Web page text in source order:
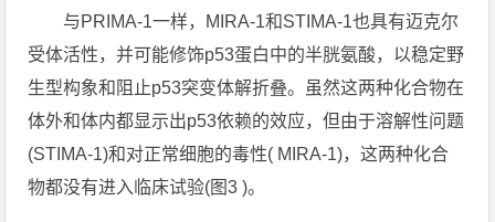
与PRIMA-1一样，MIRA-1和STIMA-1也具有迈克尔
受体活性，并可能修饰p53蛋白中的半胱氨酸，以稳定野
生型构象和阻止p53突变体解折叠。虽然这两种化合物在
体外和体内都显示出p53依赖的效应，但由于溶解性问题
(STIMA-1)和对正常细胞的毒性( MIRA-1)，这两种化合
物都没有进入临床试验(图3 )。